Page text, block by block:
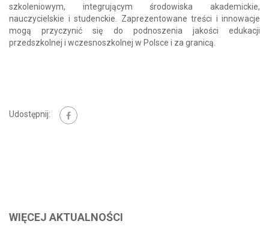
szkoleniowym, integrującym środowiska akademickie,
nauczycielskie i studenckie. Zaprezentowane treści i innowacje
mogą przyczynić się do podnoszenia jakości edukacji
przedszkolnej i wczesnoszkolnej w Polsce i za granicą.
Udostępnij:
WIĘCEJ AKTUALNOŚCI